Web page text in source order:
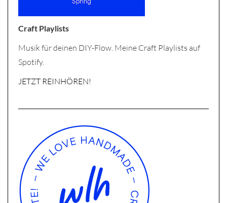
Craft Playlists
Musik für deinen DIY-Flow. Meine Craft Playlists auf
Spotify.
JETZT REINHÖREN!